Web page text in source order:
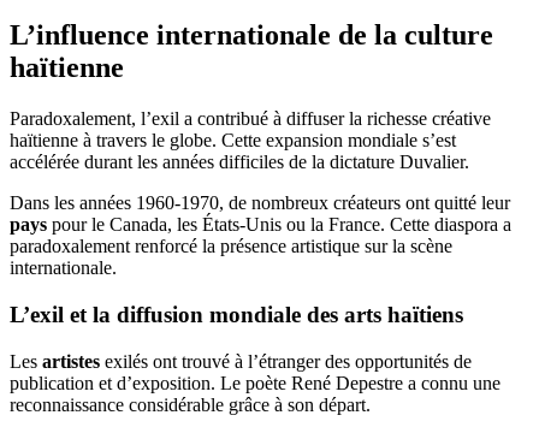
L’influence internationale de la culture
haïtienne
Paradoxalement, l’exil a contribué à diffuser la richesse créative
haïtienne à travers le globe. Cette expansion mondiale s’est
accélérée durant les années difficiles de la dictature Duvalier.
Dans les années 1960-1970, de nombreux créateurs ont quitté leur
pays pour le Canada, les États-Unis ou la France. Cette diaspora a
paradoxalement renforcé la présence artistique sur la scène
internationale.
L’exil et la diffusion mondiale des arts haïtiens
Les artistes exilés ont trouvé à l’étranger des opportunités de
publication et d’exposition. Le poète René Depestre a connu une
reconnaissance considérable grâce à son départ.